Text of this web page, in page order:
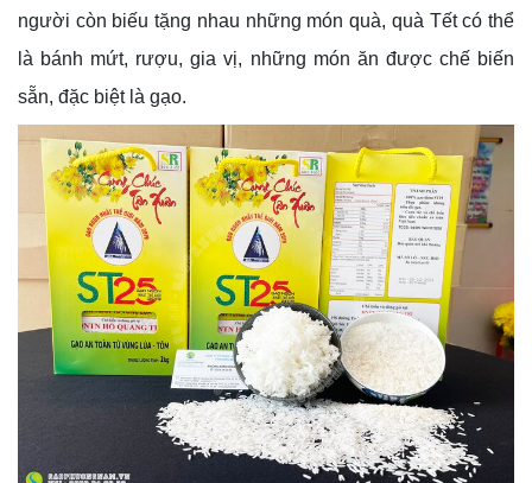
người còn biếu tặng nhau những món quà, quà Tết có thể
là bánh mứt, rượu, gia vị, những món ăn được chế biến
sẵn, đặc biệt là gạo.